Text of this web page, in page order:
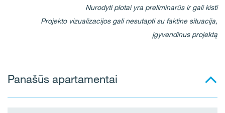
Nurodyti plotai yra preliminarūs ir gali kisti
Projekto vizualizacijos gali nesutapti su faktine situacija,
įgyvendinus projektą
Panašūs apartamentai